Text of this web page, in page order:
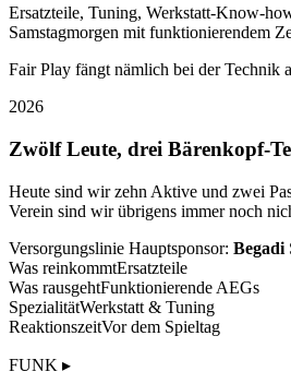
Ersatzteile, Tuning, Werkstatt-Know-
Samstagmorgen mit funktionierendem
Fair Play fängt nämlich bei der Technik
2026
Zwölf Leute, drei Bärenkopf-
Heute sind wir zehn Aktive und zwei
Verein sind wir übrigens immer noch
Versorgungslinie Hauptsponsor: Begadi
Was reinkommtErsatzteile
Was rausgehtFunktionierende AEGs
SpezialitätWerkstatt & Tuning
ReaktionszeitVor dem Spieltag
FUNK ▸